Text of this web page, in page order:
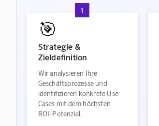
1
🎯
Strategie &
Zieldefinition
Wir analysieren Ihre
Geschäftsprozesse und
identifizieren konkrete Use
Cases mit dem höchsten
ROI-Potenzial.